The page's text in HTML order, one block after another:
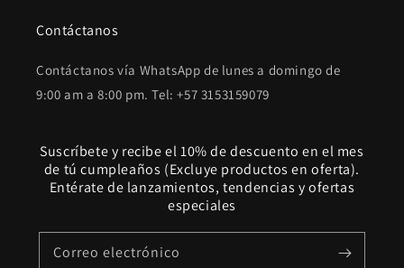
Contáctanos
Contáctanos vía WhatsApp de lunes a domingo de
9:00 am a 8:00 pm. Tel: +57 3153159079
Suscríbete y recibe el 10% de descuento en el mes
de tú cumpleaños (Excluye productos en oferta).
Entérate de lanzamientos, tendencias y ofertas
especiales
Correo electrónico